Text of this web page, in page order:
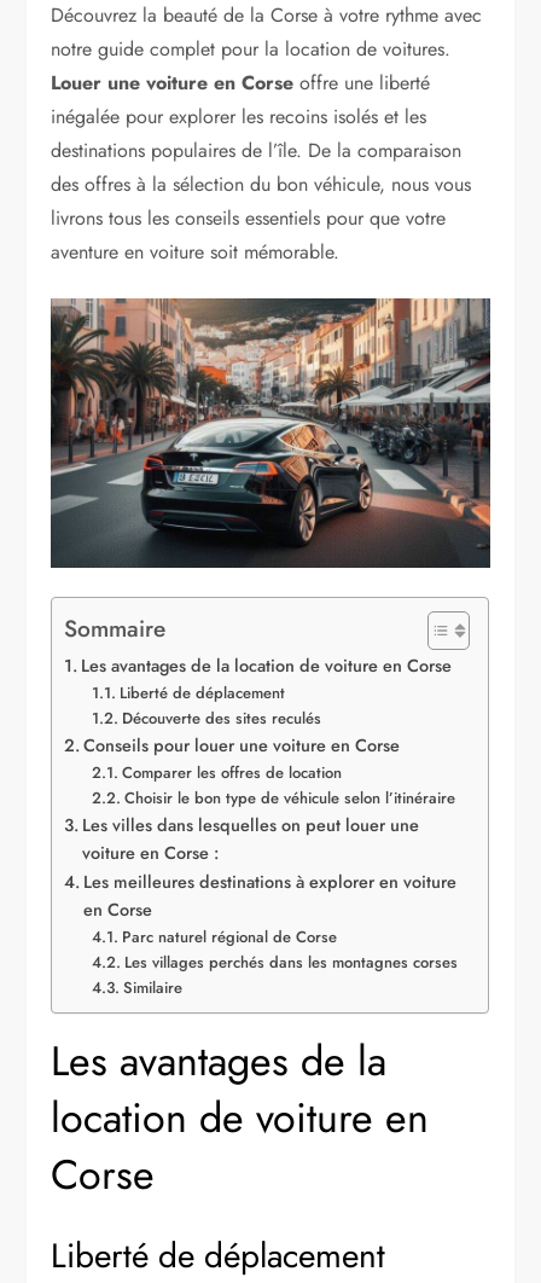
Découvrez la beauté de la Corse à votre rythme avec
notre guide complet pour la location de voitures.
Louer une voiture en Corse offre une liberté
inégalée pour explorer les recoins isolés et les
destinations populaires de l’île. De la comparaison
des offres à la sélection du bon véhicule, nous vous
livrons tous les conseils essentiels pour que votre
aventure en voiture soit mémorable.
Sommaire
Les avantages de la location de voiture en Corse
Liberté de déplacement
Découverte des sites reculés
Conseils pour louer une voiture en Corse
Comparer les offres de location
Choisir le bon type de véhicule selon l’itinéraire
Les villes dans lesquelles on peut louer une
voiture en Corse :
Les meilleures destinations à explorer en voiture
en Corse
Parc naturel régional de Corse
Les villages perchés dans les montagnes corses
Similaire
Les avantages de la
location de voiture en
Corse
Liberté de déplacement